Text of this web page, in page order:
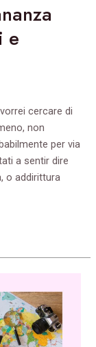
e
cercare di
non
per via
a sentir dire
o addirittura